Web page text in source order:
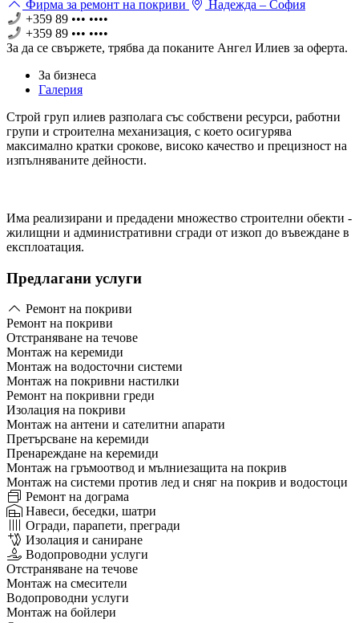
Фирма за ремонт на покриви
Надежда – София
+359 89 ••• ••••
+359 89 ••• ••••
За да се свържете, трябва дa поканите Ангел Илиев за оферта.
За бизнеса
Галерия
Строй груп илиев разполага със собствени ресурси, работни
групи и строителна механизация, с което осигурява
максимално кратки срокове, високо качество и прецизност на
изпълняваните дейности.
Има реализирани и предадени множество строителни обекти -
жилищни и административни сгради от изкоп до въвеждане в
експлоатация.
Предлагани услуги
Ремонт на покриви
Ремонт на покриви
Отстраняване на течове
Монтаж на керемиди
Монтаж на водосточни системи
Монтаж на покривни настилки
Ремонт на покривни греди
Изолация на покриви
Монтаж на антени и сателитни апарати
Претърсване на керемиди
Пренареждане на керемиди
Монтаж на гръмоотвод и мълниезащита на покрив
Монтаж на системи против лед и сняг на покрив и водостоци
Ремонт на дограма
Навеси, беседки, шатри
Огради, парапети, прегради
Изолация и саниране
Водопроводни услуги
Отстраняване на течове
Монтаж на смесители
Водопроводни услуги
Монтаж на бойлери